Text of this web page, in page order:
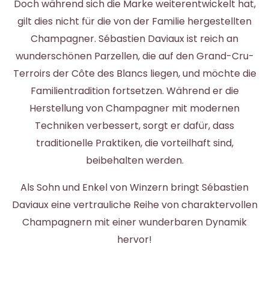
Doch während sich die Marke weiterentwickelt hat,
gilt dies nicht für die von der Familie hergestellten
Champagner. Sébastien Daviaux ist reich an
wunderschönen Parzellen, die auf den Grand-Cru-
Terroirs der Côte des Blancs liegen, und möchte die
Familientradition fortsetzen. Während er die
Herstellung von Champagner mit modernen
Techniken verbessert, sorgt er dafür, dass
traditionelle Praktiken, die vorteilhaft sind,
beibehalten werden.
Als Sohn und Enkel von Winzern bringt Sébastien
Daviaux eine vertrauliche Reihe von charaktervollen
Champagnern mit einer wunderbaren Dynamik
hervor!